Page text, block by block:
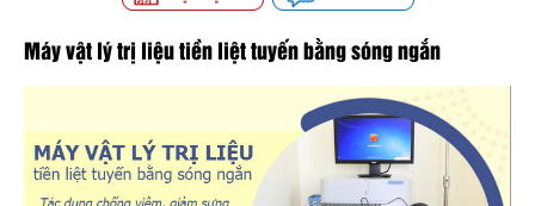
Máy vật lý trị liệu tiền liệt tuyến bằng sóng ngắn